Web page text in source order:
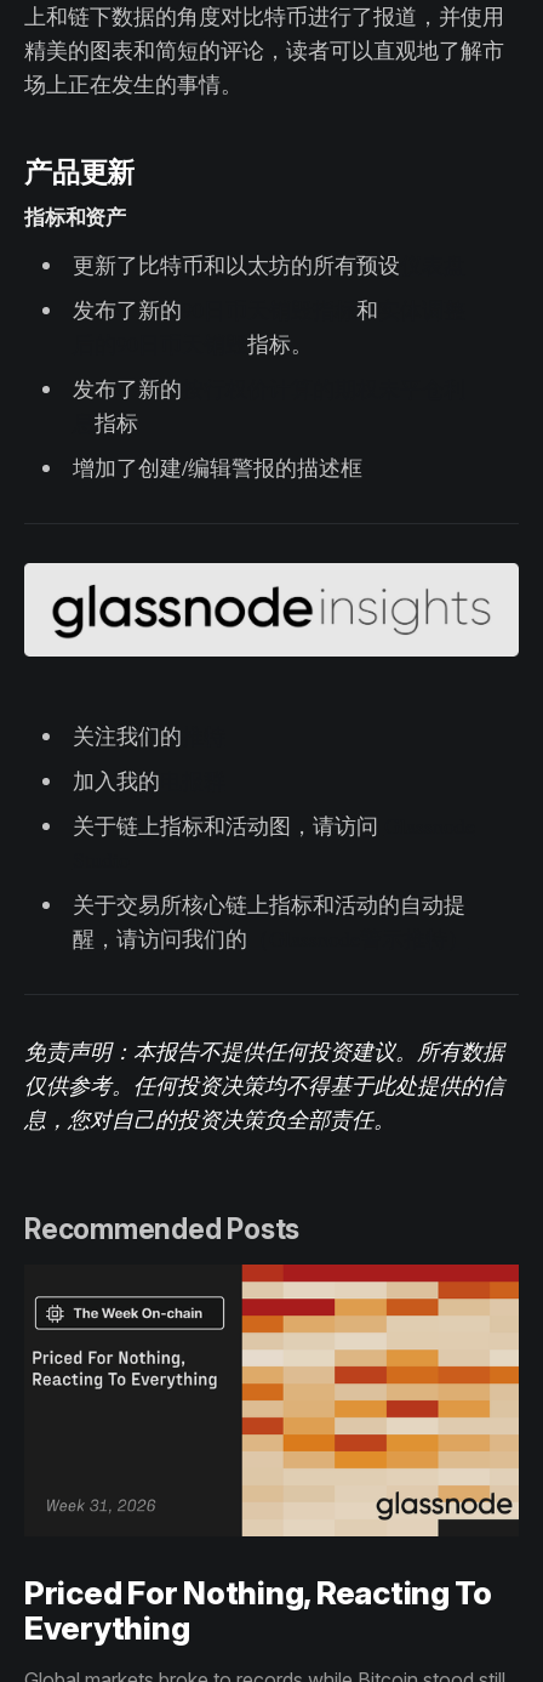
上和链下数据的角度对比特币进行了报道，并使用
精美的图表和简短的评论，读者可以直观地了解市
场上正在发生的事情。
产品更新
指标和资产
更新了比特币和以太坊的所有预设
发布了新的
和
指标。
发布了新的
指标
增加了创建/编辑警报的描述框
关注我们的
加入我的
关于链上指标和活动图，请访问
关于交易所核心链上指标和活动的自动提
醒，请访问我们的
免责声明：本报告不提供任何投资建议。所有数据
仅供参考。任何投资决策均不得基于此处提供的信
息，您对自己的投资决策负全部责任。
Recommended Posts
Priced For Nothing, Reacting To
Everything